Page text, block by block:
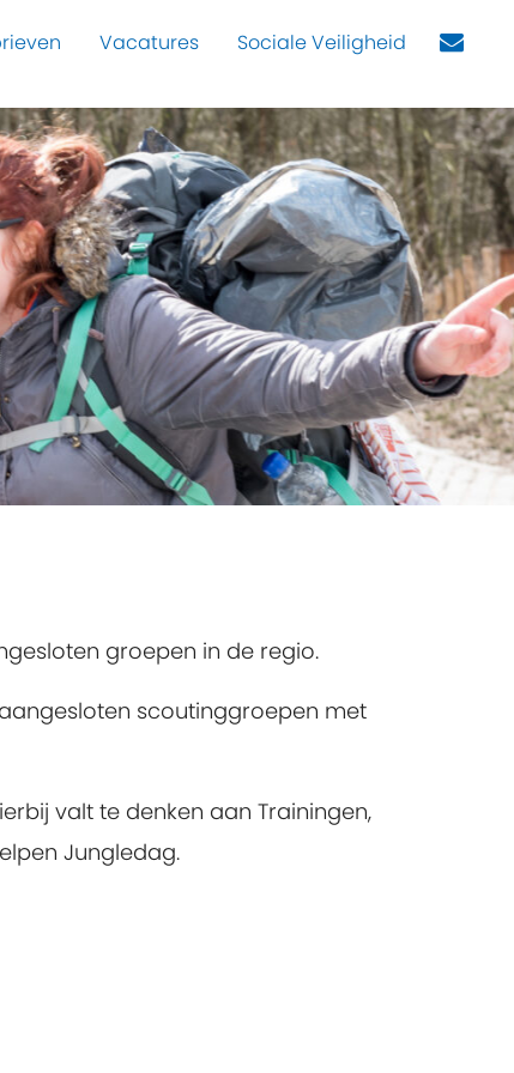
Vacatures Sociale Veiligheid
groepen in de regio.
scoutinggroepen met
valt te denken aan Trainingen,
Jungledag.